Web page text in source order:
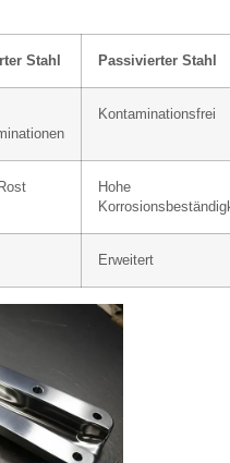
Stahl Passivierter Stahl
Kontaminationsfrei
Hohe
Erweitert